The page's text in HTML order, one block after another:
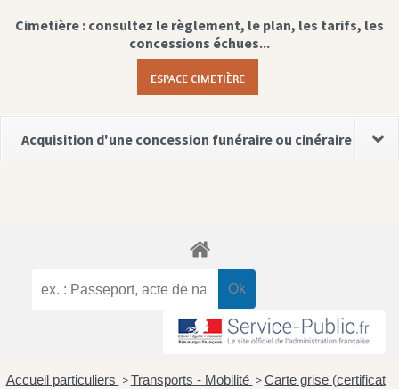
Cimetière : consultez le règlement, le plan, les tarifs, les
concessions échues...
ESPACE CIMETIÈRE
Acquisition d'une concession funéraire ou cinéraire
Accueil particuliers > Transports - Mobilité > Carte grise (certificat